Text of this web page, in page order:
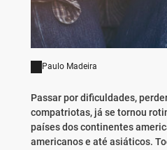
Paulo Madeira
Passar por dificuldades,
compatriotas, já se tornou
países dos continentes
americanos e até asiáticos.